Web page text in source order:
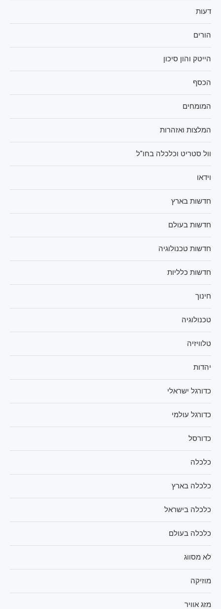
דעות
הורים
הייטק והון סיכון
הכסף
המומחים
המלצות ואזהרות
וול סטריט וכלכלה בחו"ל
וידאו
חדשות בארץ
חדשות בעולם
חדשות טכנולוגיה
חדשות כלליות
חינוך
טכנולוגיה
טלוויזיה
יהדות
כדורגל ישראלי
כדורגל עולמי
כדורסל
כלכלה
כלכלה בארץ
כלכלה בישראל
כלכלה בעולם
לא מסווג
מוזיקה
מזג אוויר